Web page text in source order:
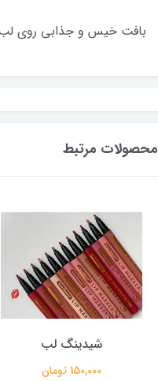
بافت خیس و جذابی روی لب
محصولات مرتبط
شیدینگ لب
150,000 تومان